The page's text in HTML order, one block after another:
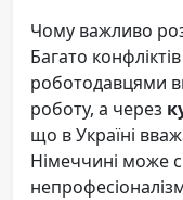
Чому важливо
Багато
роботодавцями
роботу, а через
що в Україні
Німеччині може